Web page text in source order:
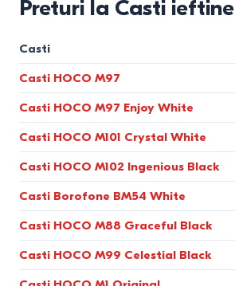
Preturi la Casti ieftine
Casti
Casti HOCO M97
Casti HOCO M97 Enjoy White
Casti HOCO M101 Crystal White
Casti HOCO M102 Ingenious Black
Casti Borofone BM54 White
Casti HOCO M88 Graceful Black
Casti HOCO M99 Celestial Black